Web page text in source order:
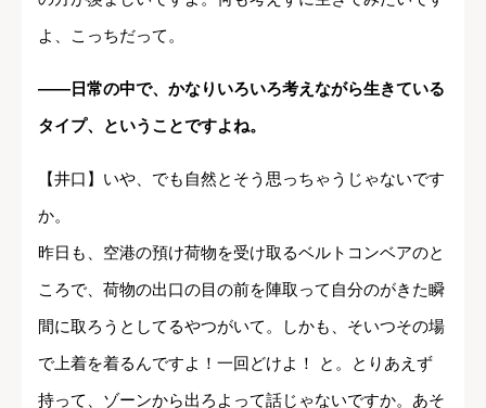
よ、こっちだって。
――日常の中で、かなりいろいろ考えながら生きている
タイプ、ということですよね。
【井口】いや、でも自然とそう思っちゃうじゃないです
か。
昨日も、空港の預け荷物を受け取るベルトコンベアのと
ころで、荷物の出口の目の前を陣取って自分のがきた瞬
間に取ろうとしてるやつがいて。しかも、そいつその場
で上着を着るんですよ！一回どけよ！ と。とりあえず
持って、ゾーンから出ろよって話じゃないですか。あそ